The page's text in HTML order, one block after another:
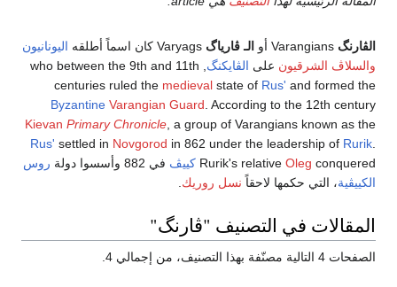
الڤارنگ الـ ڤارياگ
اليونانيون
والسلاڤ الشرقيون على الڤايكنگ
, who between the 9th and 11th
centuries ruled the medieval state of Rus' and formed the
Byzantine Varangian Guard . According to the 12th century
Kievan Primary Chronicle , a group of Varangians known as the
Rus' settled in Novgorod in 862 under the leadership of Rurik
Rurik's relative Oleg conquered كييڤ في 882 وأسسوا دولة
روس
الكييڤية، التي حكمها لاحقاً نسل روريك
المقالات في التصنيف "ڤارنگ"
الصفحات 4 التالية مصنّفة بهذا التصنيف، من إجمالي 4.